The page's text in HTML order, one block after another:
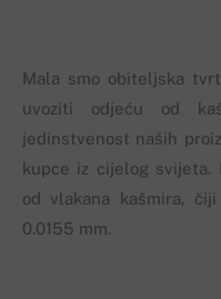
Mala smo obiteljska
uvoziti odjeću od
jedinstvenost naših
kupce iz cijelog svijeta.
od vlakana kašmira,
0.0155 mm.